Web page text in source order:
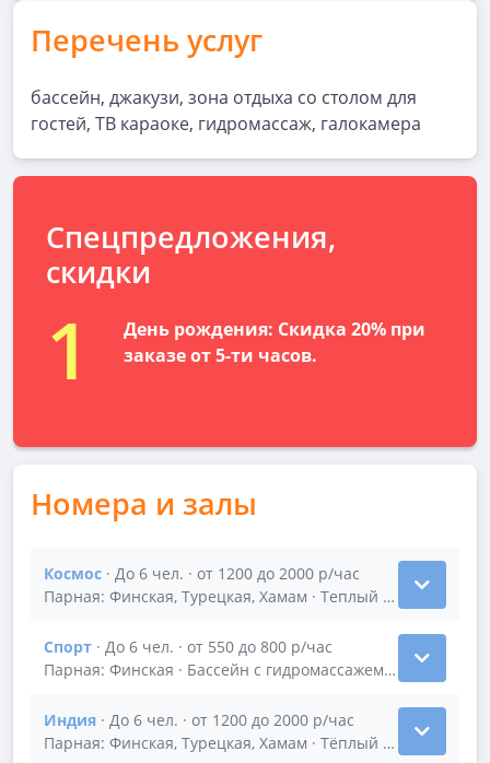
Перечень услуг
бассейн, джакузи, зона отдыха со столом для
гостей, ТВ караоке, гидромассаж, галокамера
Спецпредложения,
скидки
1
День рождения: Скидка 20% при
заказе от 5-ти часов.
Номера и залы
Космос · До 6 чел. · от 1200 до 2000 р/час
Парная: Финская, Турецкая, Хамам · Теплый бассейн
Показать подробности зала Космос
Спорт · До 6 чел. · от 550 до 800 р/час
Парная: Финская · Бассейн с гидромассажем Финская
Показать подробности зала Спорт
Индия · До 6 чел. · от 1200 до 2000 р/час
Парная: Финская, Турецкая, Хамам · Тёплый бассейн
Показать подробности зала Индия